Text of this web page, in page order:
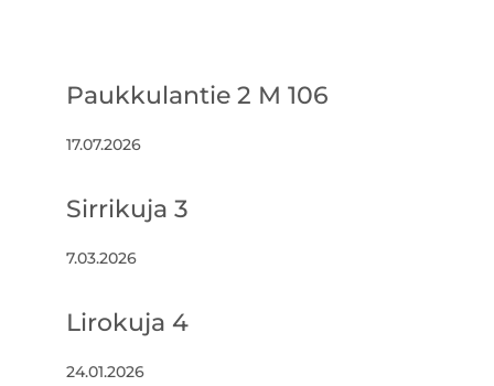
Paukkulantie 2 M 106
17.07.2026
Sirrikuja 3
7.03.2026
Lirokuja 4
24.01.2026